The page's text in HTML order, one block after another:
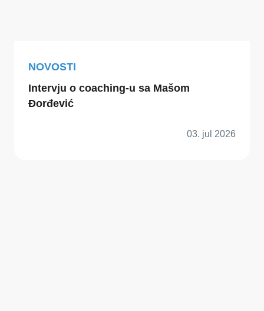
NOVOSTI
Intervju o coaching-u sa Mašom
Đorđević
03. jul 2026